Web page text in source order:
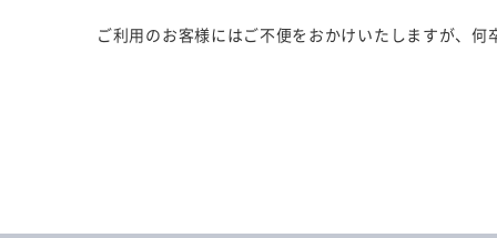
ご利用のお客様にはご不便をおかけいたしますが、